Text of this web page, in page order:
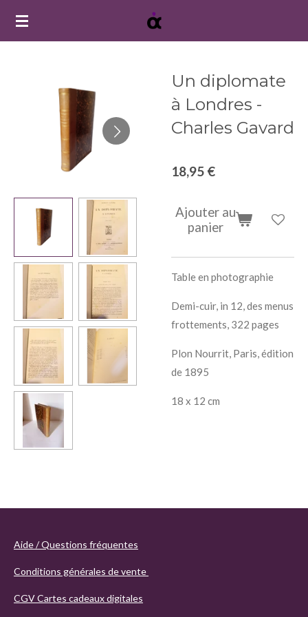
Passer
Un diplomate
à Londres -
Charles Gavard
18,95 €
Ajouter au
panier
Table en photographie
Demi-cuir, in 12, des menus
frottements, 322 pages
Plon Nourrit, Paris, édition
de 1895
18 x 12 cm
Aide / Questions fréquentes
Conditions générales de vente
CGV Cartes cadeaux digitales